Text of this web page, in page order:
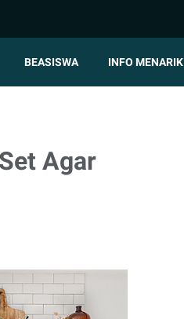
BEASISWA INFO MENARIK
Agar